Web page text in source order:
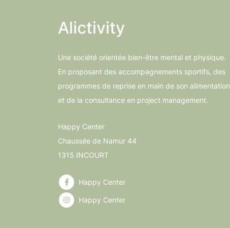
chosen
Alictivity
Une société orientée bien-être mental et physique.
En proposant des accompagnements sportifs, des
programmes de reprise en main de son alimentation
et de la consultance en project management.
Happy Center
Chaussée de Namur 44
1315 INCOURT
Happy Center
Happy Center